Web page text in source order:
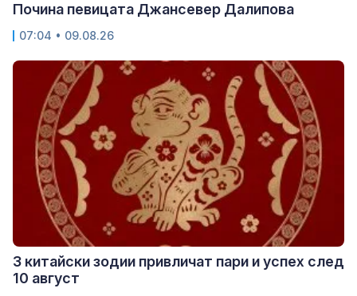
Почина певицата Джансевер Далипова
07:04 • 09.08.26
3 китайски зодии привличат пари и успех след
10 август